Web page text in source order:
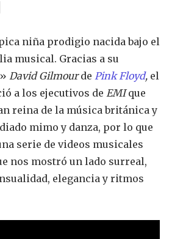
niña prodigio nacida bajo el
musical. Gracias a su
David Gilmourde Pink Floyd, el
a los ejecutivos de EMIque
reina de la música británica y
mimo y danza, por lo que
serie de videos musicales
nos mostró un lado surreal,
elegancia y ritmos